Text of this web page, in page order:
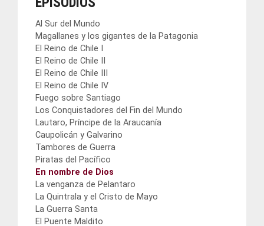
Al Sur del Mundo
Magallanes y los gigantes de la Patagonia
El Reino de Chile I
El Reino de Chile II
El Reino de Chile III
El Reino de Chile IV
Fuego sobre Santiago
Los Conquistadores del Fin del Mundo
Lautaro, Príncipe de la Araucanía
Caupolicán y Galvarino
Tambores de Guerra
Piratas del Pacífico
En nombre de Dios
La venganza de Pelantaro
La Quintrala y el Cristo de Mayo
La Guerra Santa
El Puente Maldito